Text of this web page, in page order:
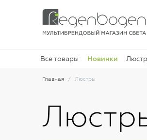
Все товары Новинки
Главная Люстры